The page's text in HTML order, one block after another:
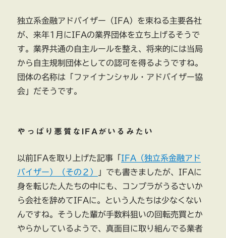
独立系金融アドバイザー（IFA）を束ねる主要各社
が、来年1月にIFAの業界団体を立ち上げるそうで
す。業界共通の自主ルールを整え、将来的には当局
から自主規制団体としての認可を得るようですね。
団体の名称は「ファイナンシャル・アドバイザー協
会」だそうです。
やっぱり悪質なIFAがいるみたい
以前IFAを取り上げた記事「 IFA（独立系金融アド
バイザー）（その２）
」でも書きましたが、IFAに
身を転じた人たちの中にも、コンプラがうるさいか
ら会社を辞めてIFAに。という人たちは少なくない
んですね。そうした輩が手数料狙いの回転売買とか
やらかしているようで、真面目に取り組んでる業者